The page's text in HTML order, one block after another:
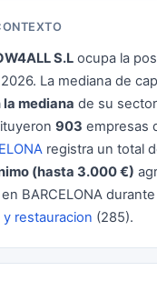
S.L ocupa la
La mediana de
la mediana de su
903 empresas
registra un total
(hasta 3.000 €)
BARCELONA
y restauracion (285).